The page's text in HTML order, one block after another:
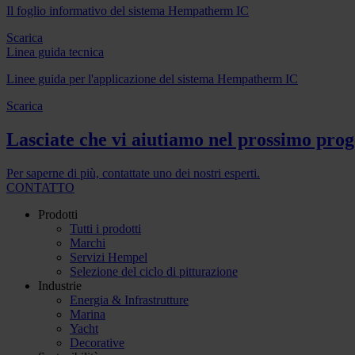
Il foglio informativo del sistema Hempatherm IC
Scarica
Linea guida tecnica
Linee guida per l'applicazione del sistema Hempatherm IC
Scarica
Lasciate che vi aiutiamo nel prossimo
Per saperne di più, contattate uno dei nostri esperti.
CONTATTO
Prodotti
Tutti i prodotti
Marchi
Servizi Hempel
Selezione del ciclo di pitturazione
Industrie
Energia & Infrastrutture
Marina
Yacht
Decorative